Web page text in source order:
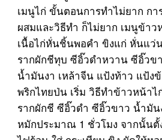
เมนูไก่ ขั้นตอนการทำไม่ยาก ก
ผสมและวิธีทำ ก็ไม่ยาก เมนูข้า
เนื้อไก่หั่นชิ้นพอคำ ขิงแก่ หั่นแว่
รากผักชีทุบ ซีอิ๊วดำหวาน ซีอิ๊วข
น้ำมันงา เหล้าจีน แป้งท้าว แป้ง
พริกไทยป่น เริ่ม วิธีทำข้าวหน้าไ
รากผักชี ซีอิ๊วดำ ซีอิ๊วขาว น้ำมัน
หมักประมาณ 1 ชั่วโมง จากนั้นตั้